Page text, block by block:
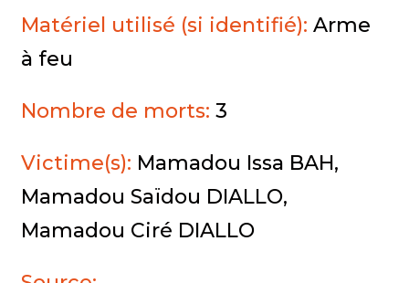
Matériel utilisé (si identifié):Arme
à feu
Nombre de morts:3
Victime(s): Mamadou Issa BAH,
Mamadou Saïdou DIALLO,
Mamadou Ciré DIALLO